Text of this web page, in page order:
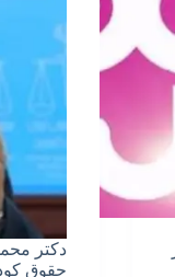
دکتر
حقوق